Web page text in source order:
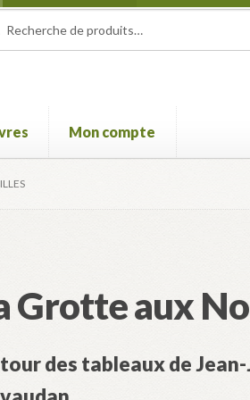
:
Mon compte
Film international de Champcella
Grotte aux
des tableaux de Jean-